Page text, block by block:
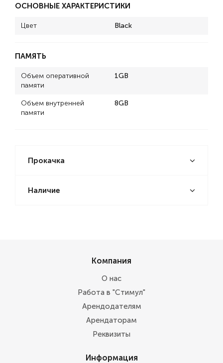
ОСНОВНЫЕ ХАРАКТЕРИСТИКИ
Цвет Black
ПАМЯТЬ
Объем оперативной
памяти
1GB
Объем внутренней
памяти
8GB
Прокачка
Наличие
Компания
О нас
Работа в "Стимул"
Арендодателям
Арендаторам
Реквизиты
Информация